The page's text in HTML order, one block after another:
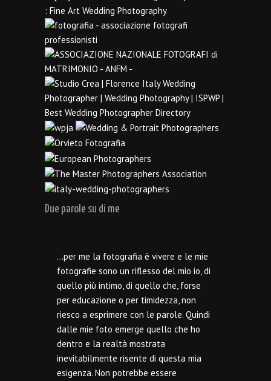
Due parole su di me
…per me la fotografia è vivere e le mie
fotografie sono un riflesso del mio io, di
quello più intimo, di quello che, forse
per educazione o per timidezza, non
riesco a esprimere con le parole. Quindi
dalle mie foto emerge quello che ho
dentro e la realtà mostrata
inevitabilmente risente di questa mia
esigenza. Non potrebbe essere